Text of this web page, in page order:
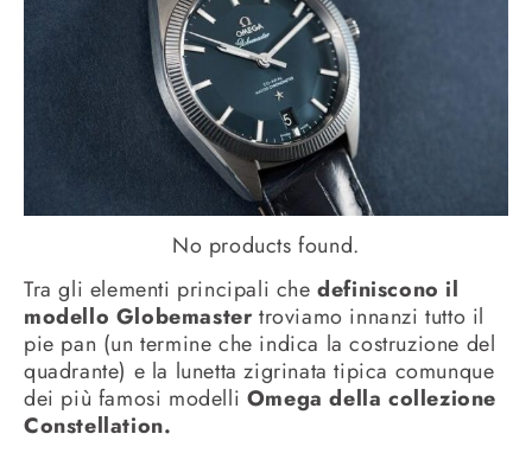
No products found.
Tra gli elementi principali chedefiniscono il
modello Globemastertroviamo innanzi tutto il
pie pan (un termine che indica la costruzione del
quadrante) e la lunetta zigrinata tipica comunque
dei più famosi modelli Omega della collezione
Constellation.